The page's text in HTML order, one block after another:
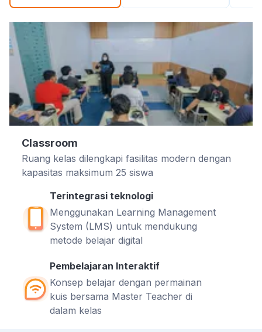
Classroom
Ruang kelas dilengkapi fasilitas modern dengan
kapasitas maksimum 25 siswa
Terintegrasi teknologi
Menggunakan Learning Management
System (LMS) untuk mendukung
metode belajar digital
Pembelajaran Interaktif
Konsep belajar dengan permainan
kuis bersama Master Teacher di
dalam kelas